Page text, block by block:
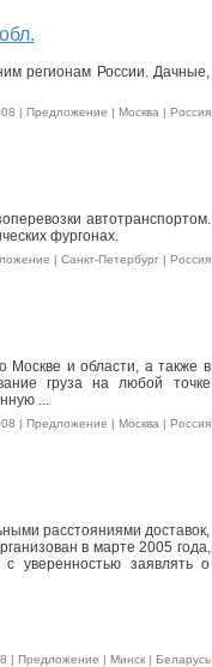
регионам России. Дачные,
| Предложение | Москва | Россия
автотранспортом.
фургонах.
| Санкт-Петербург | Россия
Москве и области, а также в
груза на любой точке
...
| Предложение | Москва | Россия
расстояниями доставок,
в марте 2005 года,
уверенностью заявлять о
| Предложение | Минск | Беларусь